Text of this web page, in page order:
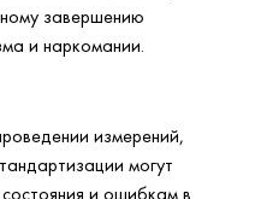
завершению
и наркомании.
измерений,
могут
и ошибкам в